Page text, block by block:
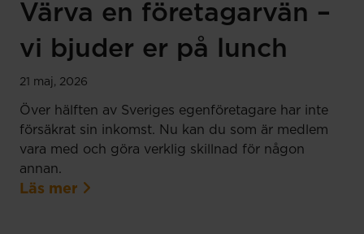
Värva en företagarvän –
vi bjuder er på lunch
21 maj, 2026
Över hälften av Sveriges egenföretagare har inte
försäkrat sin inkomst. Nu kan du som är medlem
vara med och göra verklig skillnad för någon
annan.
Läs mer